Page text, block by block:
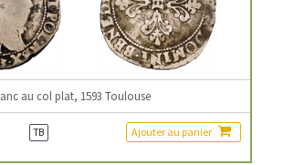
au col plat, 1593 Toulouse
TB Ajouter au panier